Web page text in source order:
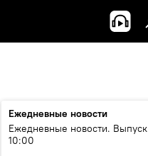
Ежедневные новости
Ежедневные новости. Выпуск
10:00